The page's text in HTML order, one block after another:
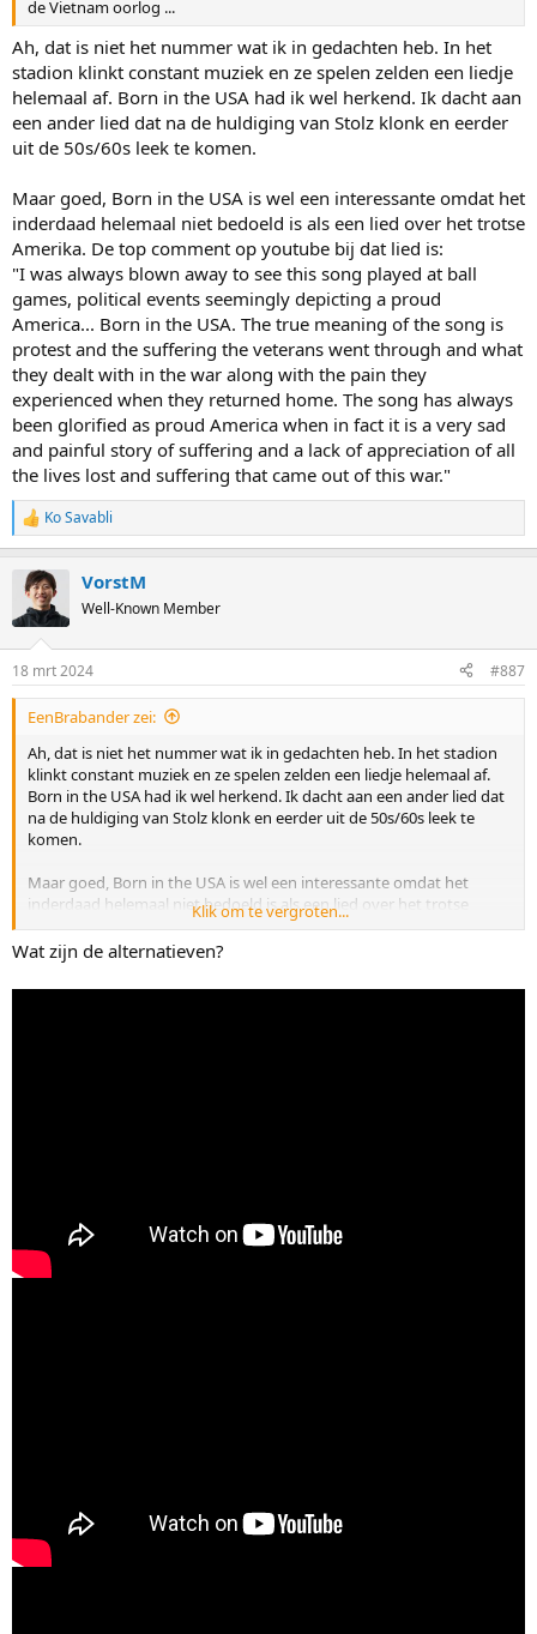
de Vietnam oorlog ...
Ah, dat is niet het nummer wat ik in gedachten heb. In het
stadion klinkt constant muziek en ze spelen zelden een liedje
helemaal af. Born in the USA had ik wel herkend. Ik dacht aan
een ander lied dat na de huldiging van Stolz klonk en eerder
uit de 50s/60s leek te komen.
Maar goed, Born in the USA is wel een interessante omdat het
inderdaad helemaal niet bedoeld is als een lied over het trotse
Amerika. De top comment op youtube bij dat lied is:
"I was always blown away to see this song played at ball
games, political events seemingly depicting a proud
America... Born in the USA. The true meaning of the song is
protest and the suffering the veterans went through and what
they dealt with in the war along with the pain they
experienced when they returned home. The song has always
been glorified as proud America when in fact it is a very sad
and painful story of suffering and a lack of appreciation of all
the lives lost and suffering that came out of this war."
R
e
c
t
i
s
:
Ko Savabli
VorstM
Well-Known Member
18 mrt 2024 #887
EenBrabander zei:
Ah, dat is niet het nummer wat ik in gedachten heb. In het stadion
klinkt constant muziek en ze spelen zelden een liedje helemaal af.
Born in the USA had ik wel herkend. Ik dacht aan een ander lied dat
na de huldiging van Stolz klonk en eerder uit de 50s/60s leek te
komen.
Maar goed, Born in the USA is wel een interessante omdat het
inderdaad helemaal niet bedoeld is als een lied over het trotse
Amerika. De top comment op youtube bij dat lied is:
"I was always blown away to see this song played at ball games,
political events seemingly depicting a proud America... Born in the
USA. The true meaning of the song is protest and the suffering the
Klik om te vergroten...
Wat zijn de alternatieven?